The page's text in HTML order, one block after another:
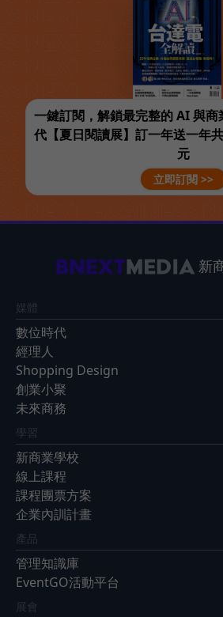
一鍵訂閱，解鎖最完整的 AI 與
代【夏日閱讀展】訂一年送一年
元
立即訂閱 >>
新
媒體
數位時代
經理人
Shopping Design
創業小聚
未來商務
學習
新商業學校
線上課程
課程團票方案
企業內訓計畫
產品
管理知識庫
EventGO活動平台
展會